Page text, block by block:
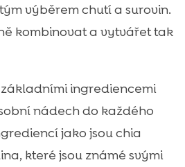
výběrem chutí a surovin.
kombinovat a vytvářet tak
ingrediencemi
nádech do každého
jako jsou chia
které jsou známé svými